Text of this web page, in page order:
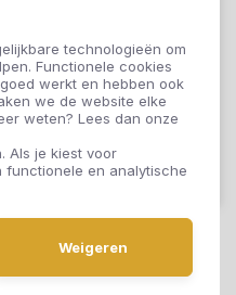
technologieën om
Functionele cookies
werkt en hebben ook
we de website elke
weten? Lees dan onze
Als je kiest voor
functionele en analytische
Weigeren
Lijmstrook Tile NXT
Eldor 10759
€39,95
Offerte aanvragen